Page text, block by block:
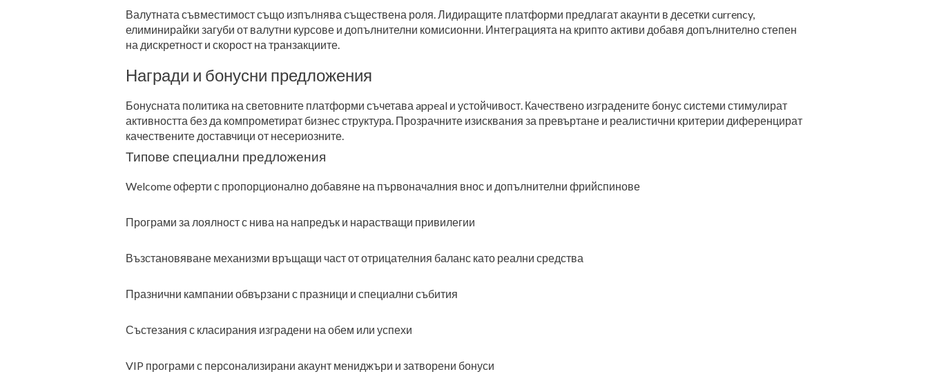
Валутната съвместимост също изпълнява съществена роля. Лидиращите платформи предлагат акаунти в десетки currency,
елиминирайки загуби от валутни курсове и допълнителни комисионни. Интеграцията на крипто активи добавя допълнително степен
на дискретност и скорост на транзакциите.
Награди и бонусни предложения
Бонусната политика на световните платформи съчетава appeal и устойчивост. Качествено изградените бонус системи стимулират
активността без да компрометират бизнес структура. Прозрачните изисквания за превъртане и реалистични критерии диференцират
качествените доставчици от несериозните.
Типове специални предложения
Welcome оферти с пропорционално добавяне на първоначалния внос и допълнителни фрийспинове
Програми за лоялност с нива на напредък и нарастващи привилегии
Възстановяване механизми връщащи част от отрицателния баланс като реални средства
Празнични кампании обвързани с празници и специални събития
Състезания с класирания изградени на обем или успехи
VIP програми с персонализирани акаунт мениджъри и затворени бонуси